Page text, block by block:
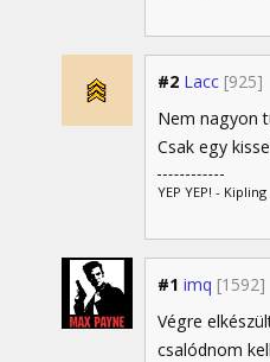
#2 Lacc [925]
Nem nagyon
Csak egy
YEP YEP! - Kipling
#1 imq [1592]
Végre
csalódnom